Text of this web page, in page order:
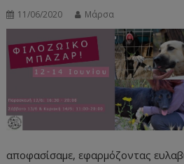
11/06/2020 Μάρσα
αποφασίσαμε, εφαρμόζοντας